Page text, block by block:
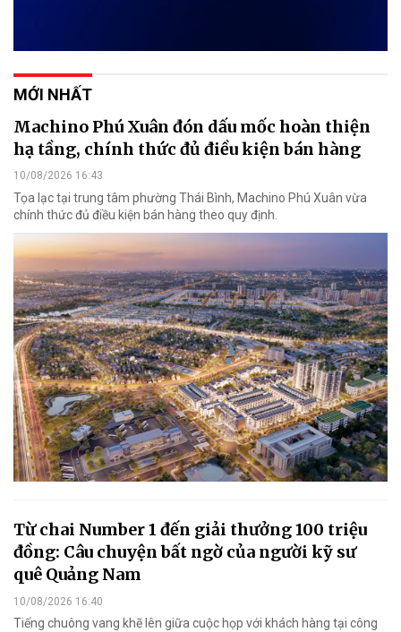
MỚI NHẤT
Machino Phú Xuân đón dấu mốc hoàn thiện
hạ tầng, chính thức đủ điều kiện bán hàng
10/08/2026 16:43
Tọa lạc tại trung tâm phường Thái Bình, Machino Phú Xuân vừa
chính thức đủ điều kiện bán hàng theo quy định.
Từ chai Number 1 đến giải thưởng 100 triệu
đồng: Câu chuyện bất ngờ của người kỹ sư
quê Quảng Nam
10/08/2026 16:40
Tiếng chuông vang khẽ lên giữa cuộc họp với khách hàng tại công